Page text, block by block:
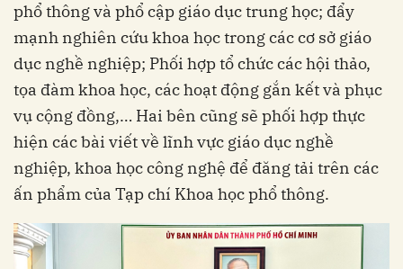
phổ thông và phổ cập giáo dục trung học; đẩy
mạnh nghiên cứu khoa học trong các cơ sở giáo
dục nghề nghiệp; Phối hợp tổ chức các hội thảo,
tọa đàm khoa học, các hoạt động gắn kết và phục
vụ cộng đồng,… Hai bên cũng sẽ phối hợp thực
hiện các bài viết về lĩnh vực giáo dục nghề
nghiệp, khoa học công nghệ để đăng tải trên các
ấn phẩm của Tạp chí Khoa học phổ thông.